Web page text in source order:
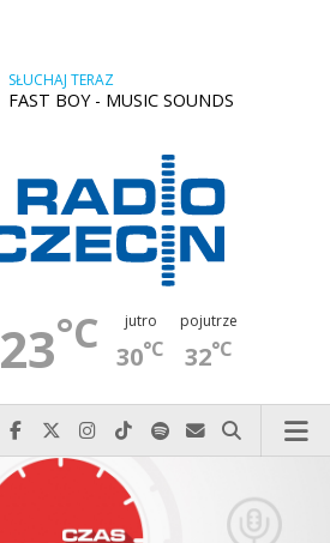
SŁUCHAJ TERAZ
FAST BOY - MUSIC SOUNDS
23°C jutro
30°C
pojutrze
32°C
Najlepiej po prostu do nas zadzwoń
Odwiedź nas na Facebook-u
Odwiedź nas na X
Odwiedź nas na Instagram-ie
Odwiedź nas na TikTok-u
Szukaj nas na Spotify
Wyślij do nas
Szukaj